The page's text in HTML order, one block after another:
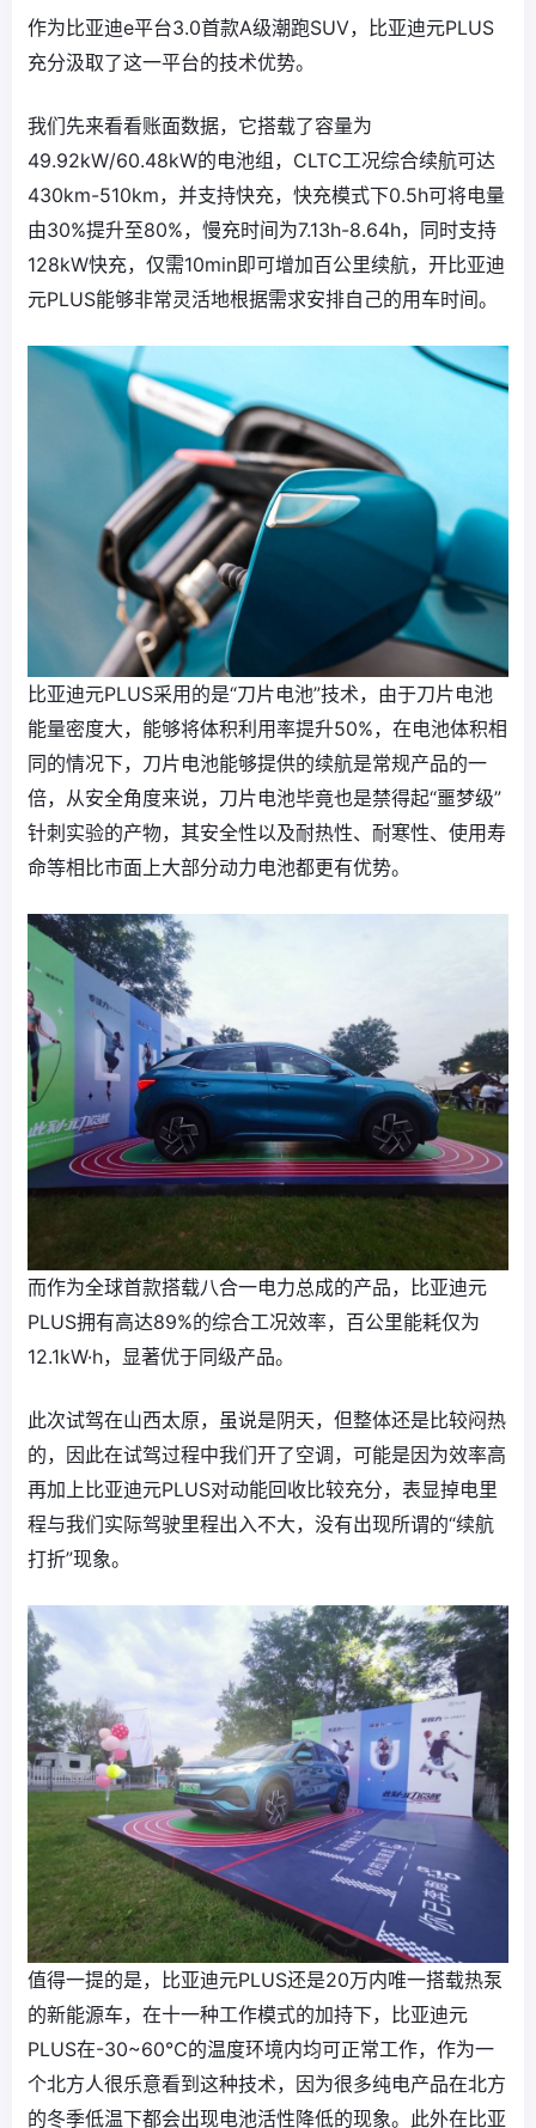
作为比亚迪e平台3.0首款A级潮跑SUV，比亚迪元PLUS
充分汲取了这一平台的技术优势。
我们先来看看账面数据，它搭载了容量为
49.92kW/60.48kW的电池组，CLTC工况综合续航可达
430km-510km，并支持快充，快充模式下0.5h可将电量
由30%提升至80%，慢充时间为7.13h-8.64h，同时支持
128kW快充，仅需10min即可增加百公里续航，开比亚迪
元PLUS能够非常灵活地根据需求安排自己的用车时间。
比亚迪元PLUS采用的是“刀片电池”技术，由于刀片电池
能量密度大，能够将体积利用率提升50%，在电池体积相
同的情况下，刀片电池能够提供的续航是常规产品的一
倍，从安全角度来说，刀片电池毕竟也是禁得起“噩梦级”
针刺实验的产物，其安全性以及耐热性、耐寒性、使用寿
命等相比市面上大部分动力电池都更有优势。
而作为全球首款搭载八合一电力总成的产品，比亚迪元
PLUS拥有高达89%的综合工况效率，百公里能耗仅为
12.1kW·h，显著优于同级产品。
此次试驾在山西太原，虽说是阴天，但整体还是比较闷热
的，因此在试驾过程中我们开了空调，可能是因为效率高
再加上比亚迪元PLUS对动能回收比较充分，表显掉电里
程与我们实际驾驶里程出入不大，没有出现所谓的“续航
打折”现象。
值得一提的是，比亚迪元PLUS还是20万内唯一搭载热泵
的新能源车，在十一种工作模式的加持下，比亚迪元
PLUS在-30~60℃的温度环境内均可正常工作，作为一
个北方人很乐意看到这种技术，因为很多纯电产品在北方
的冬季低温下都会出现电池活性降低的现象。此外在比亚